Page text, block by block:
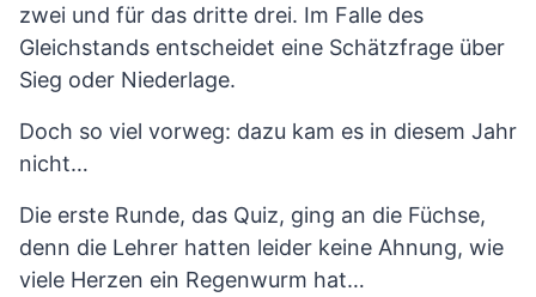
zwei und für das dritte drei. Im Falle des
Gleichstands entscheidet eine Schätzfrage über
Sieg oder Niederlage.
Doch so viel vorweg: dazu kam es in diesem Jahr
nicht…
Die erste Runde, das Quiz, ging an die Füchse,
denn die Lehrer hatten leider keine Ahnung, wie
viele Herzen ein Regenwurm hat…